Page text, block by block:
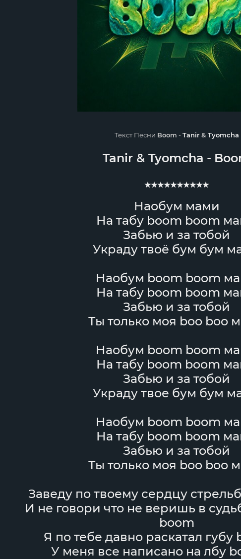
Текст Песни Boom -Tanir& Tyomcha
Tanir & Tyomcha -
★★★★★★★★★★
Наобум мами
На табу boom boom
Забью и за тобой
Украду твоё бум бум
Наобум boom boom
На табу boom boom
Забью и за тобой
Ты только моя boo boo
Наобум boom boom
На табу boom boom
Забью и за тобой
Украду твое бум бум
Наобум boom boom
На табу boom boom
Забью и за тобой
Ты только моя boo boo
Заведу по твоему сердцу
И не говори что не веришь в
boom
Я по тебе давно раскатал губу
У меня все написано на лбу